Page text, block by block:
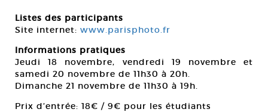
Listes des participants
Site internet: www.parisphoto.fr
Informations pratiques
Jeudi 18 novembre, vendredi 19 novembre et
samedi 20 novembre de 11h30 à 20h.
Dimanche 21 novembre de 11h30 à 19h.
Prix d’entrée: 18€ / 9€ pour les étudiants